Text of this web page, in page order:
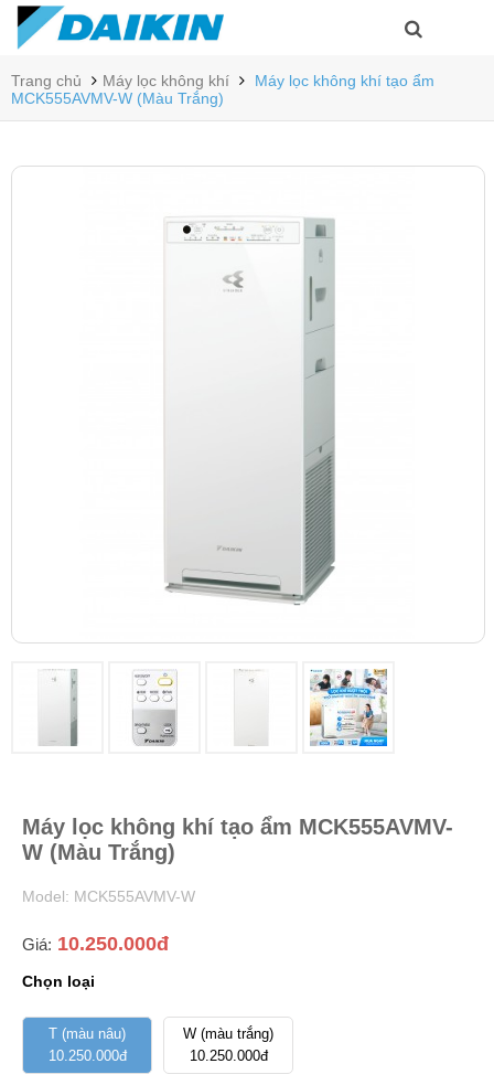
Trang chủ Máy lọc không khí
Máy lọc không khí tạo ẩm
MCK555AVMV-W (Màu Trắng)
Máy lọc không khí tạo ẩm MCK555AVMV-
W (Màu Trắng)
Model: MCK555AVMV-W
Giá: 10.250.000đ
Chọn loại
T (màu nâu)
10.250.000đ
W (màu trắng)
10.250.000đ